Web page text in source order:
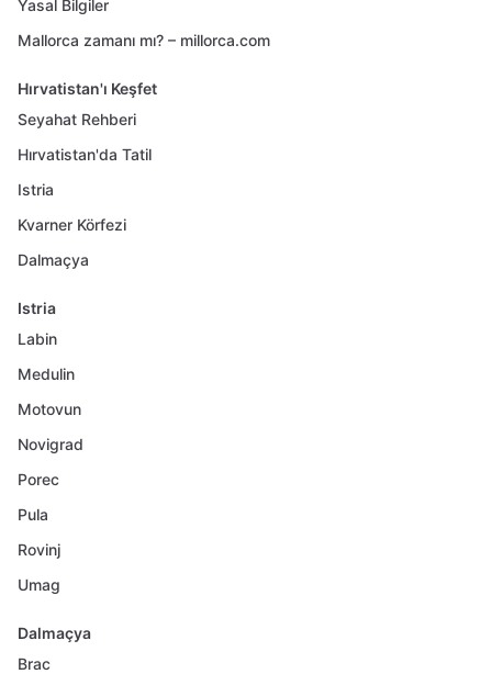
Yasal Bilgiler
Mallorca zamanı mı? – millorca.com
Hırvatistan'ı Keşfet
Seyahat Rehberi
Hırvatistan'da Tatil
Istria
Kvarner Körfezi
Dalmaçya
Istria
Labin
Medulin
Motovun
Novigrad
Porec
Pula
Rovinj
Umag
Dalmaçya
Brac